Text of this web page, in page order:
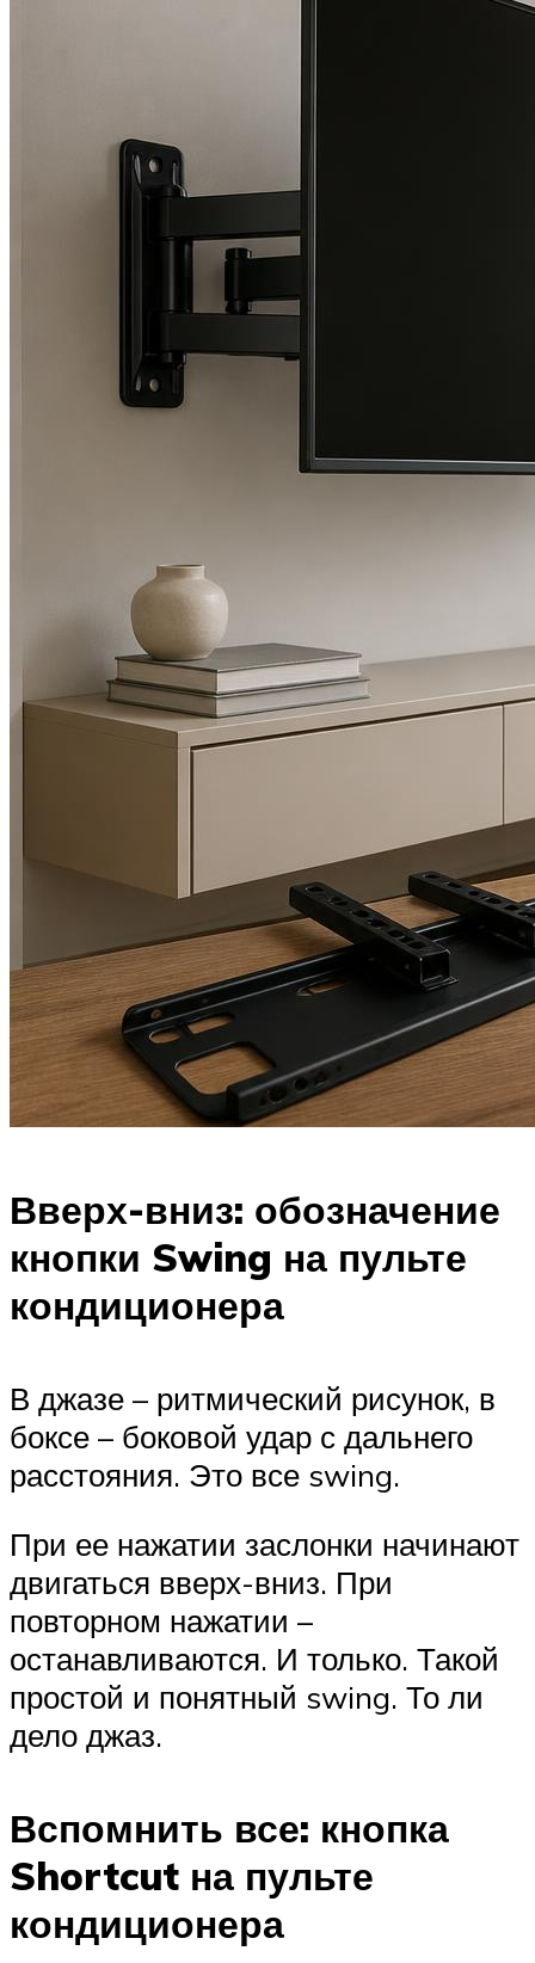
Вверх-вниз: обозначение
кнопки Swing на пульте
кондиционера
В джазе – ритмический рисунок, в
боксе – боковой удар с дальнего
расстояния. Это все swing.
При ее нажатии заслонки начинают
двигаться вверх-вниз. При
повторном нажатии –
останавливаются. И только. Такой
простой и понятный swing. То ли
дело джаз.
Вспомнить все: кнопка
Shortcut на пульте
кондиционера